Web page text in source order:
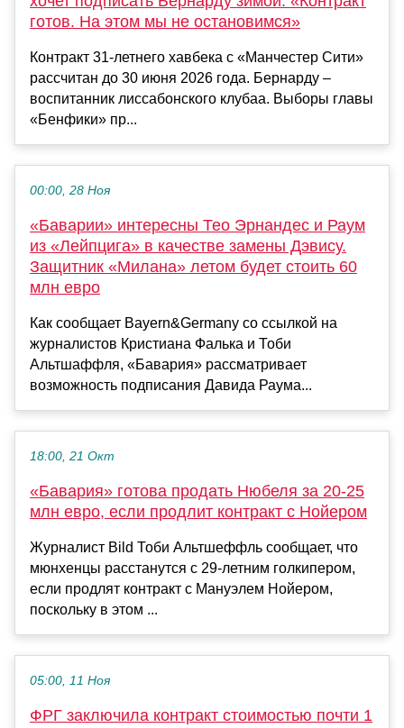
готов. На этом мы не остановимся»
Контракт 31-летнего хавбека с «Манчестер Сити»
рассчитан до 30 июня 2026 года. Бернарду –
воспитанник лиссабонского клубаа. Выборы главы
«Бенфики» пр...
00:00, 28 Ноя
«Баварии» интересны Тео Эрнандес и Раум
из «Лейпцига» в качестве замены Дэвису.
Защитник «Милана» летом будет стоить 60
млн евро
Как сообщает Bayern&Germany со ссылкой на
журналистов Кристиана Фалька и Тоби
Альтшаффля, «Бавария» рассматривает
возможность подписания Давида Раума...
18:00, 21 Окт
«Бавария» готова продать Нюбеля за 20-25
млн евро, если продлит контракт с Нойером
Журналист Bild Тоби Альтшеффль сообщает, что
мюнхенцы расстанутся с 29-летним голкипером,
если продлят контракт с Мануэлем Нойером,
поскольку в этом ...
05:00, 11 Ноя
ФРГ заключила контракт стоимостью почти 1